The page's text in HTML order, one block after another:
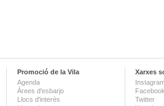
Promoció de la Vila
Agenda
Àrees d'esbarjo
Llocs d'interès
Xarxes
Facebook
Twitter